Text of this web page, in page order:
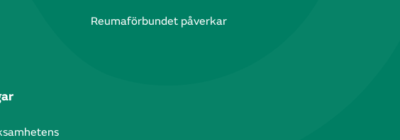
Reumaförbundet påverkar